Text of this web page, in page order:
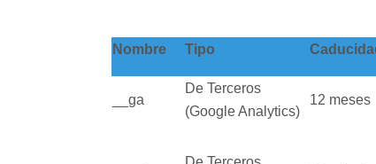
Nombre Tipo
__ga
De Terceros
(Google Analytics)
12 meses